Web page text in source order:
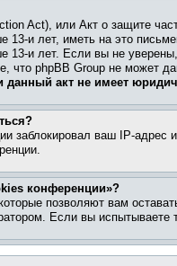
Act), или Акт о защите
13-и лет, иметь на это
13-и лет. Если вы не
что phpBB Group не может
данный акт не имеет
заблокировал ваш IP-адрес
конференции»?
позволяют вам
Если вы